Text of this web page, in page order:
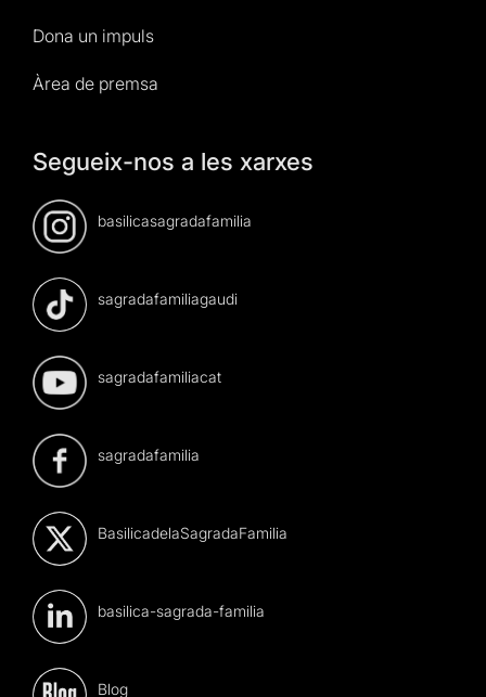
Dona un impuls
Àrea de premsa
Segueix-nos a les xarxes
basilicasagradafamilia
sagradafamiliagaudi
sagradafamiliacat
sagradafamilia
BasilicadelaSagradaFamilia
basilica-sagrada-familia
Blog